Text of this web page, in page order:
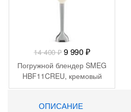
14 400₽ Первоначальная
цена
составляла
14
400 ₽.
9 990 ₽Текущая
цена:
9
990 ₽.
Погружной блендер SMEG
HBF11CREU, кремовый
ОПИСАНИЕ